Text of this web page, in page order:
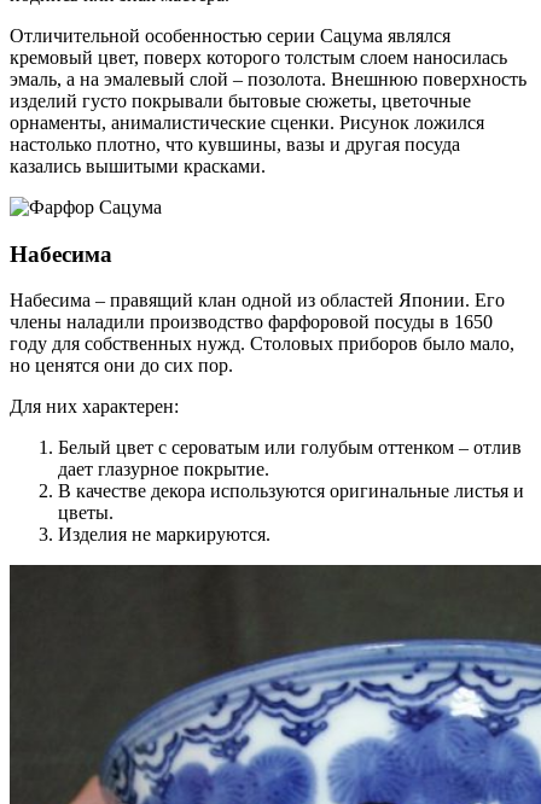
Отличительной особенностью серии Сацума являлся
кремовый цвет, поверх которого толстым слоем наносилась
эмаль, а на эмалевый слой – позолота. Внешнюю поверхность
изделий густо покрывали бытовые сюжеты, цветочные
орнаменты, анималистические сценки. Рисунок ложился
настолько плотно, что кувшины, вазы и другая посуда
казались вышитыми красками.
Набесима
Набесима – правящий клан одной из областей Японии. Его
члены наладили производство фарфоровой посуды в 1650
году для собственных нужд. Столовых приборов было мало,
но ценятся они до сих пор.
Для них характерен:
Белый цвет с сероватым или голубым оттенком – отлив
дает глазурное покрытие.
В качестве декора используются оригинальные листья и
цветы.
Изделия не маркируются.